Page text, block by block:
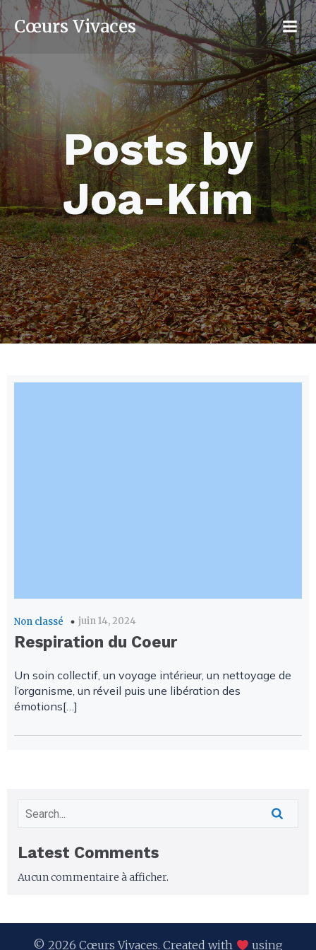
Cœurs Vivaces
Posts by
Joa-Kim
Non classé juin 14, 2024
Respiration du Coeur
Un soin collectif, un voyage intérieur, un nettoyage de
l’organisme, un réveil puis une libération des
émotions[…]
Latest Comments
Aucun commentaire à afficher.
© 2026 Cœurs Vivaces. Created with using